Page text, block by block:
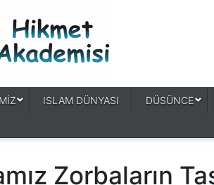
ISLAM DÜNYASI DÜSÜNCE
Zorbaların